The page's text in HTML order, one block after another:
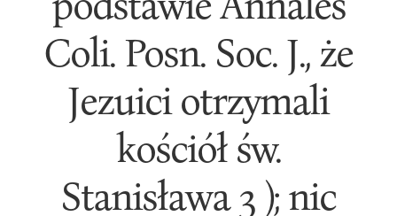
Coli. Posn. Soc. J., że
Jezuici otrzymali
kościół św.
Stanisława 3 ); nic